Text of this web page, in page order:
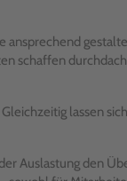
ansprechend
schaffen
lassen
Auslastung den